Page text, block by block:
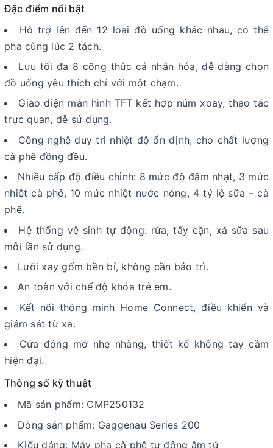
Đặc điểm nổi bật
Hỗ trợ lên đến 12 loại đồ uống khác nhau, có thể
pha cùng lúc 2 tách.
Lưu tối đa 8 công thức cá nhân hóa, dễ dàng chọn
đồ uống yêu thích chỉ với một chạm.
Giao diện màn hình TFT kết hợp núm xoay, thao tác
trực quan, dễ sử dụng.
Công nghệ duy trì nhiệt độ ổn định, cho chất lượng
cà phê đồng đều.
Nhiều cấp độ điều chỉnh: 8 mức độ đậm nhạt, 3 mức
nhiệt cà phê, 10 mức nhiệt nước nóng, 4 tỷ lệ sữa – cà
phê.
Hệ thống vệ sinh tự động: rửa, tẩy cặn, xả sữa sau
mỗi lần sử dụng.
Lưỡi xay gốm bền bỉ, không cần bảo trì.
An toàn với chế độ khóa trẻ em.
Kết nối thông minh Home Connect, điều khiển và
giám sát từ xa.
Cửa đóng mở nhẹ nhàng, thiết kế không tay cầm
hiện đại.
Thông số kỹ thuật
Mã sản phẩm: CMP250132
Dòng sản phẩm: Gaggenau Series 200
Kiểu dáng: Máy pha cà phê tự động âm tủ